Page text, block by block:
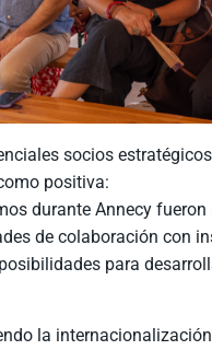
socios
positiva:
durante Annecy
de colaboración con
para
la